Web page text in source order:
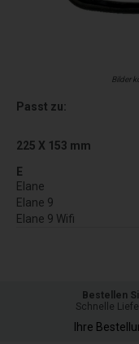
Bilder
Passt zu:
225 X 153 mm
E
Elane
Elane 9
Elane 9 Wifi
Bestellen
Schnelle
Ihre